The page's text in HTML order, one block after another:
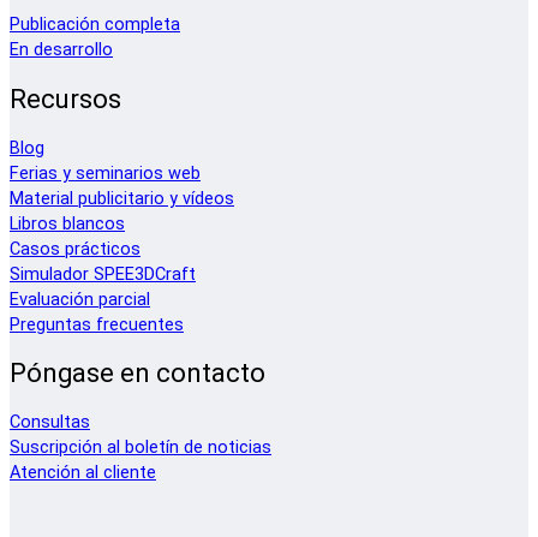
Publicación completa
En desarrollo
Recursos
Blog
Ferias y seminarios web
Material publicitario y vídeos
Libros blancos
Casos prácticos
Simulador SPEE3DCraft
Evaluación parcial
Preguntas frecuentes
Póngase en contacto
Consultas
Suscripción al boletín de noticias
Atención al cliente